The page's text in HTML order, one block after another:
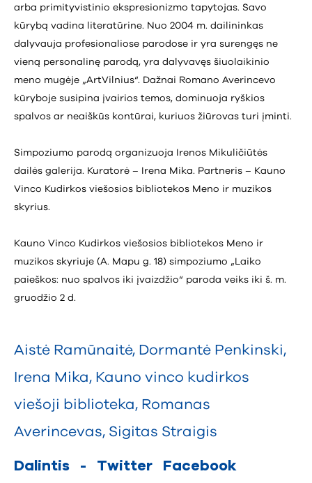
arba primityvistinio ekspresionizmo tapytojas. Savo
kūrybą vadina literatūrine. Nuo 2004 m. dailininkas
dalyvauja profesionaliose parodose ir yra surengęs ne
vieną personalinę parodą, yra dalyvavęs šiuolaikinio
meno mugėje „ArtVilnius“. Dažnai Romano Averincevo
kūryboje susipina įvairios temos, dominuoja ryškios
spalvos ar neaiškūs kontūrai, kuriuos žiūrovas turi įminti.
Simpoziumo parodą organizuoja Irenos Mikuličiūtės
dailės galerija. Kuratorė – Irena Mika. Partneris – Kauno
Vinco Kudirkos viešosios bibliotekos Meno ir muzikos
skyrius.
Kauno Vinco Kudirkos viešosios bibliotekos Meno ir
muzikos skyriuje (A. Mapu g. 18) simpoziumo „Laiko
paieškos: nuo spalvos iki įvaizdžio“ paroda veiks iki š. m.
gruodžio 2 d.
Aistė Ramūnaitė, Dormantė Penkinski,
Irena Mika, Kauno vinco kudirkos
viešoji biblioteka, Romanas
Averincevas, Sigitas Straigis
Dalintis - Twitter
Facebook